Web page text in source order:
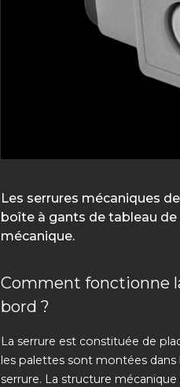
Les serrures mécaniques
boîte à gants de tableau
mécanique.
Comment fonctionne
bord ?
La serrure est constituée de
les palettes sont montées
serrure. La structure